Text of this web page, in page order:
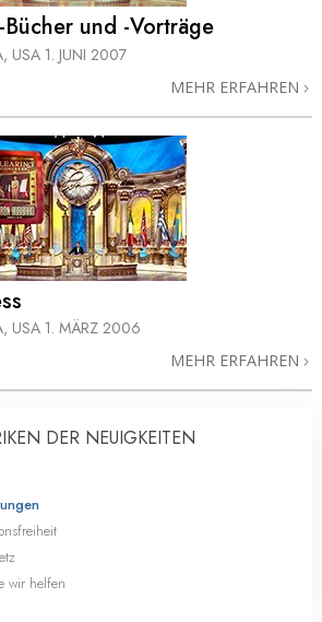
und -Vorträge
USA 1. JUNI 2007
MEHR ERFAHREN
USA 1. MÄRZ 2006
MEHR ERFAHREN
DER NEUIGKEITEN
wir helfen